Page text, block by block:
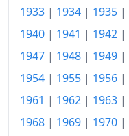
1977
1978
1979
1980
1981
1933 | 1934 | 1935 |
1940 | 1941 | 1942 |
1947 | 1948 | 1949 |
1954 | 1955 | 1956 |
1961 | 1962 | 1963 |
1968 | 1969 | 1970 |